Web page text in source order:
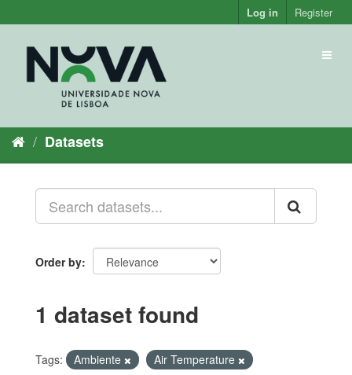
to
Log in Register
Datasets
Order by
1 dataset found
Tags: Ambiente
Air Temperature